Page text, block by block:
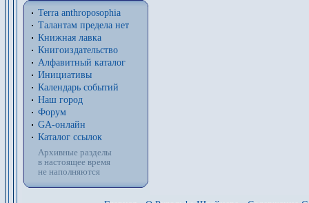
Terra anthroposophia
Талантам предела нет
Книжная лавка
Книгоиздательство
Алфавитный каталог
Инициативы
Календарь событий
Наш город
Форум
GA-онлайн
Каталог ссылок
Архивные разделы
в настоящее время
не наполняются